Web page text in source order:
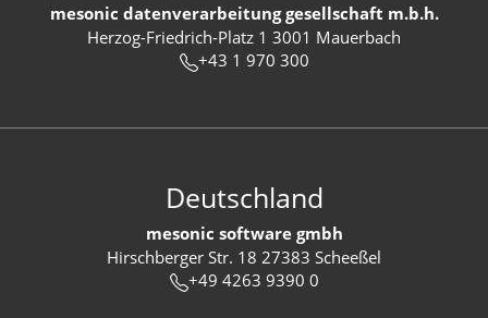
mesonic datenverarbeitung gesellschaft m.b.h.
Herzog-Friedrich-Platz 1 3001 Mauerbach
+43 1 970 300
Deutschland
mesonic software gmbh
Hirschberger Str. 18 27383 Scheeßel
+49 4263 9390 0